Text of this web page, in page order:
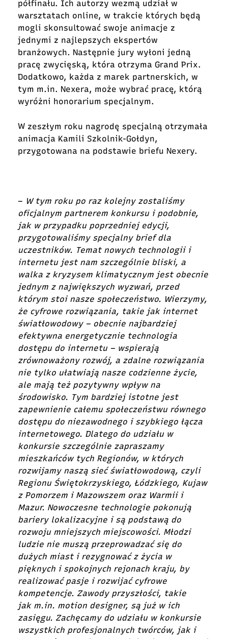
półfinału. Ich autorzy wezmą udział w
warsztatach online, w trakcie których będą
mogli skonsultować swoje animacje z
jednymi z najlepszych ekspertów
branżowych. Następnie jury wyłoni jedną
pracę zwycięską, która otrzyma Grand Prix.
Dodatkowo, każda z marek partnerskich, w
tym m.in. Nexera, może wybrać pracę, którą
wyróżni honorarium specjalnym.
W zeszłym roku nagrodę specjalną otrzymała
animacja Kamili Szkolnik-Gołdyn,
przygotowana na podstawie briefu Nexery.
– W tym roku po raz kolejny zostaliśmy
oficjalnym partnerem konkursu i podobnie,
jak w przypadku poprzedniej edycji,
przygotowaliśmy specjalny brief dla
uczestników. Temat nowych technologii i
internetu jest nam szczególnie bliski, a
walka z kryzysem klimatycznym jest obecnie
jednym z największych wyzwań, przed
którym stoi nasze społeczeństwo. Wierzymy,
że cyfrowe rozwiązania, takie jak internet
światłowodowy – obecnie najbardziej
efektywna energetycznie technologia
dostępu do internetu – wspierają
zrównoważony rozwój, a zdalne rozwiązania
nie tylko ułatwiają nasze codzienne życie,
ale mają też pozytywny wpływ na
środowisko. Tym bardziej istotne jest
zapewnienie całemu społeczeństwu równego
dostępu do niezawodnego i szybkiego łącza
internetowego. Dlatego do udziału w
konkursie szczególnie zapraszamy
mieszkańców tych Regionów, w których
rozwijamy naszą sieć światłowodową, czyli
Regionu Świętokrzyskiego, Łódzkiego, Kujaw
z Pomorzem i Mazowszem oraz Warmii i
Mazur. Nowoczesne technologie pokonują
bariery lokalizacyjne i są podstawą do
rozwoju mniejszych miejscowości. Młodzi
ludzie nie muszą przeprowadzać się do
dużych miast i rezygnować z życia w
pięknych i spokojnych rejonach kraju, by
realizować pasje i rozwijać cyfrowe
kompetencje. Zawody przyszłości, takie
jak m.in. motion designer, są już w ich
zasięgu. Zachęcamy do udziału w konkursie
wszystkich profesjonalnych twórców, jak i